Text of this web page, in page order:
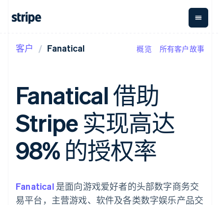
支付
在线支付
Payment links
Checkout
预构建支付界
Elements
灵活的 UI 组件
接入 125+ 种支
付方式
经常性收入
Metronome
按用量计费
Subscriptions
订阅管理
Invoicing
一次性或定期
账单
税自动化
Revenue
资金管
Payouts
向第三
方打款
平台
按企业阶段
按应用场景
智能体商务
加密货币
电子商务
全球化企业
应用内支付
交易市场
文档
库与 SDK
Stripe Apps
接受线上付款
管理订阅
提供按用量计费
发行稳定币支持的支付卡
学习
支持
获取支持
托管支持方案
客户 Fanatical 概览 所有客户故事
Fanatical 借助
Stripe 实现高达
98% 的授权率
Fanatical是面向游戏爱好者的头部数字商务交
易平台，主营游戏、软件及各类数字娱乐产品交